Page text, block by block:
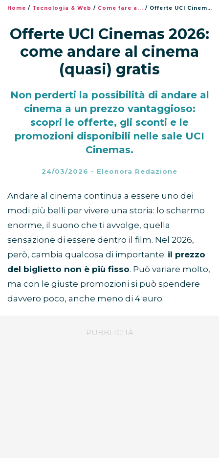
Home / Tecnologia & Web / Come fare a... / Offerte UCI Cinemas 2026: come andare al cinema (quasi) gratis
Offerte UCI Cinemas 2026:
come andare al cinema
(quasi) gratis
Non perderti la possibilità di andare al
cinema a un prezzo vantaggioso:
scopri le offerte, gli sconti e le
promozioni disponibili nelle sale UCI
Cinemas.
24/03/2026 - Eleonora Redazione
Andare al cinema continua a essere uno dei
modi più belli per vivere una storia: lo schermo
enorme, il suono che ti avvolge, quella
sensazione di essere dentro il film. Nel 2026,
però, cambia qualcosa di importante: il prezzo
del biglietto non è più fisso. Può variare molto,
ma con le giuste promozioni si può spendere
davvero poco, anche meno di 4 euro.